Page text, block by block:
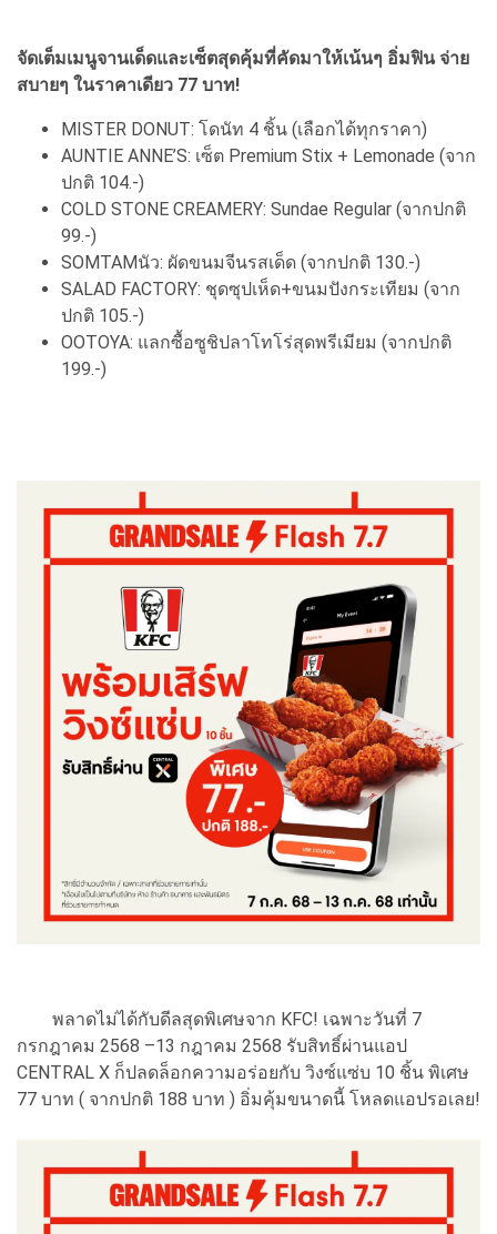
จัดเต็มเมนูจานเด็ดและเซ็ตสุดคุ้มที่คัดมาให้เน้นๆ อิ่มฟิน จ่าย
สบายๆ ในราคาเดียว 77 บาท!
MISTER DONUT: โดนัท 4 ชิ้น (เลือกได้ทุกราคา)
AUNTIE ANNE’S: เซ็ต Premium Stix + Lemonade (จาก
ปกติ 104.-)
COLD STONE CREAMERY: Sundae Regular (จากปกติ
99.-)
SOMTAMนัว: ผัดขนมจีนรสเด็ด (จากปกติ 130.-)
SALAD FACTORY: ชุดซุปเห็ด+ขนมปังกระเทียม (จาก
ปกติ 105.-)
OOTOYA: แลกซื้อซูชิปลาโทโร่สุดพรีเมียม (จากปกติ
199.-)
พลาดไม่ได้กับดีลสุดพิเศษจาก KFC! เฉพาะวันที่ 7
กรกฎาคม 2568 –13 กฎาคม 2568 รับสิทธิ์ผ่านแอป
CENTRAL X ก็ปลดล็อกความอร่อยกับ วิงซ์แซ่บ 10 ชิ้น พิเศษ
77 บาท ( จากปกติ 188 บาท ) อิ่มคุ้มขนาดนี้ โหลดแอปรอเลย!